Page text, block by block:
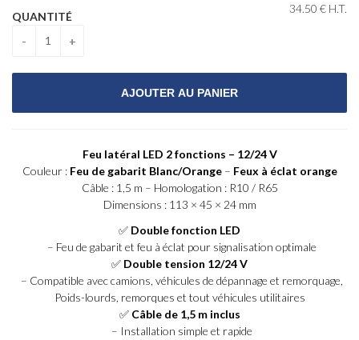
34.50 € H.T.
QUANTITÉ
Feu latéral LED 2 fonctions – 12/24 V
Couleur : Feu de gabarit Blanc/Orange– Feux à éclat orange
Câble : 1,5 m – Homologation : R10 / R65
Dimensions : 113 × 45 × 24 mm
✅ Double fonction LED
– Feu de gabarit et feu à éclat pour signalisation optimale
✅ Double tension 12/24 V
– Compatible avec camions, véhicules de dépannage et remorquage,
Poids-lourds, remorques et tout véhicules utilitaires
✅ Câble de 1,5 m inclus
– Installation simple et rapide